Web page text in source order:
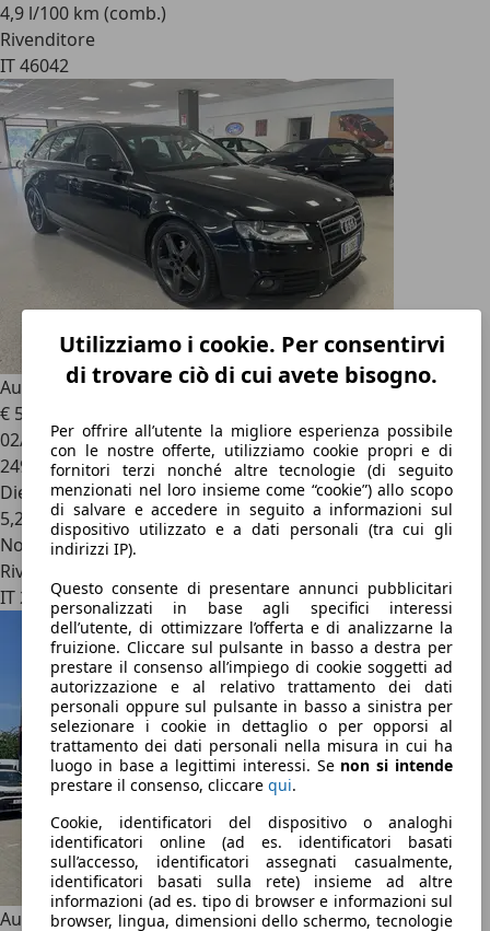
Utilizziamo i cookie. Per consentirvi
di trovare ciò di cui avete bisogno.
Per offrire all’utente la migliore esperienza possibile
con le nostre offerte, utilizziamo cookie propri e di
fornitori terzi nonché altre tecnologie (di seguito
menzionati nel loro insieme come “cookie”) allo scopo
di salvare e accedere in seguito a informazioni sul
dispositivo utilizzato e a dati personali (tra cui gli
indirizzi IP).
Questo consente di presentare annunci pubblicitari
personalizzati in base agli specifici interessi
dell’utente, di ottimizzare l’offerta e di analizzarne la
fruizione. Cliccare sul pulsante in basso a destra per
prestare il consenso all’impiego di cookie soggetti ad
autorizzazione e al relativo trattamento dei dati
personali oppure sul pulsante in basso a sinistra per
selezionare i cookie in dettaglio o per opporsi al
trattamento dei dati personali nella misura in cui ha
luogo in base a legittimi interessi. Se non si intende
prestare il consenso, cliccare qui.
Cookie, identificatori del dispositivo o analoghi
identificatori online (ad es. identificatori basati
sull’accesso, identificatori assegnati casualmente,
identificatori basati sulla rete) insieme ad altre
informazioni (ad es. tipo di browser e informazioni sul
browser, lingua, dimensioni dello schermo, tecnologie
4,9 l/100 km (comb.)
Rivenditore
IT 46042
Audi A4
Avant 2.0 tdi Advanced fap (EURO 5)
€ 5.999
02/2011
249.000 km
Diesel
5,2 l/100 km (comb.)
Novità
Rivenditore
IT 25031
Audi A4A4 2.0 tdi quattro 170cv